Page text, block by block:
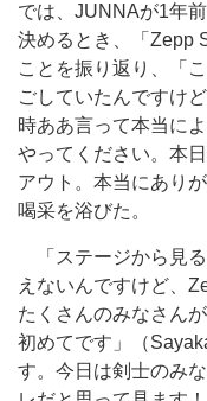
では、JUNNAが1年
決めるとき、「Zepp
ことを振り返り、「
ごしていたんですけ
時ああ言って本当に
やってください。本
アウト。本当にあり
喝采を浴びた。
「ステージから見
えないんですけど、
たくさんのみなさん
初めてです」（
す。今日は剣士のみ